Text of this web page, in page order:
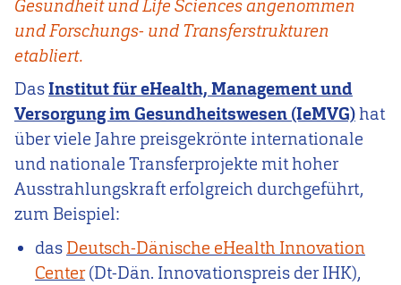
Gesundheit und Life Sciences angenommen
und Forschungs- und Transferstrukturen
etabliert.
DasInstitut für eHealth, Management und
Versorgung im Gesundheitswesen (IeMVG)hat
über viele Jahre preisgekrönte internationale
und nationale Transferprojekte mit hoher
Ausstrahlungskraft erfolgreich durchgeführt,
zum Beispiel:
das Deutsch-Dänische eHealth Innovation
Center(Dt-Dän. Innovationspreis der IHK),